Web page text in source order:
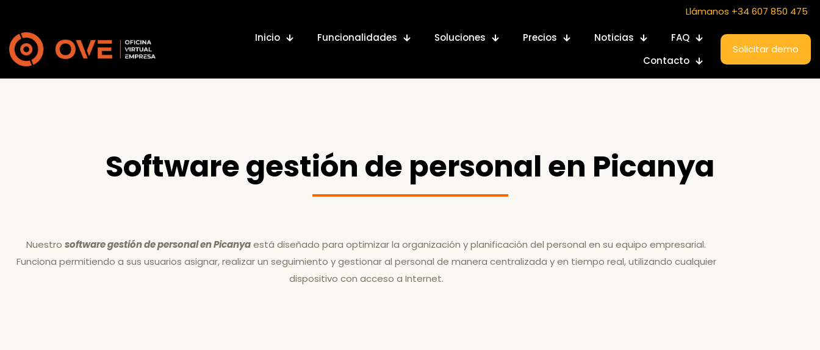
Llámanos +34 607 850 475
Inicio Funcionalidades Soluciones Precios Noticias
FAQ
Contacto
Solicitar demo
Software gestión de personal en Picanya
Nuestro software gestión de personal en Picanyaestá diseñado para optimizar la organización y planificación del personal en su equipo empresarial.
Funciona permitiendo a sus usuarios asignar, realizar un seguimiento y gestionar al personal de manera centralizada y en tiempo real, utilizando cualquier
dispositivo con acceso a Internet.